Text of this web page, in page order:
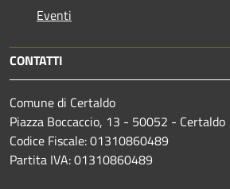
Eventi
CONTATTI
Comune di Certaldo
Piazza Boccaccio, 13 - 50052 - Certaldo
Codice Fiscale: 01310860489
Partita IVA: 01310860489